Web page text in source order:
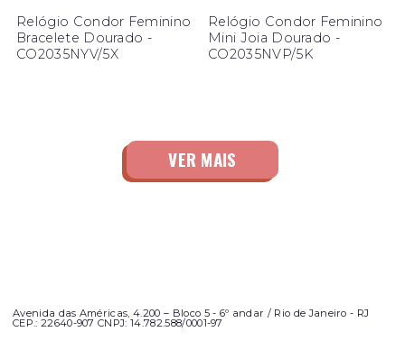
Relógio Condor Feminino
Bracelete Dourado -
CO2035NYV/5X
Relógio Condor Feminino
Mini Joia Dourado -
CO2035NVP/5K
Avenida das Américas, 4.200 – Bloco 5 - 6º andar / Rio de Janeiro - RJ
CEP.: 22640-907 CNPJ: 14.782.588/0001-97